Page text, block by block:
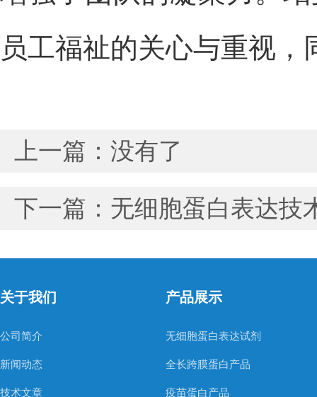
员工福祉的关心与重视
上一篇：没有了
下一篇： 无细胞蛋白表达技
关于我们
公司简介
新闻动态
技术文章
产品展示
无细胞蛋白表达试剂
全长跨膜蛋白产品
疫苗蛋白产品